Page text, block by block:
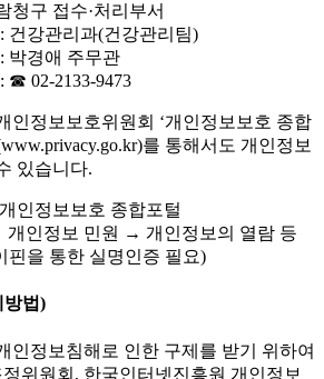
청구 접수·처리부서
건강관리과(건강관리팀)
박경애 주무관
☎ 02-2133-9473
정보보호위원회 ‘개인정보보호 종합
를 통해서도 개인정보
있습니다.
인정보보호 종합포털
개인정보 민원 → 개인정보의 열람 등
핀을 통한 실명인증 필요)
방법)
정보침해로 인한 구제를 받기 위하여
위원회, 한국인터넷진흥원 개인정보